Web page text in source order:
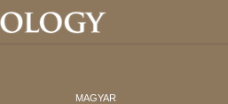
MAGYAR